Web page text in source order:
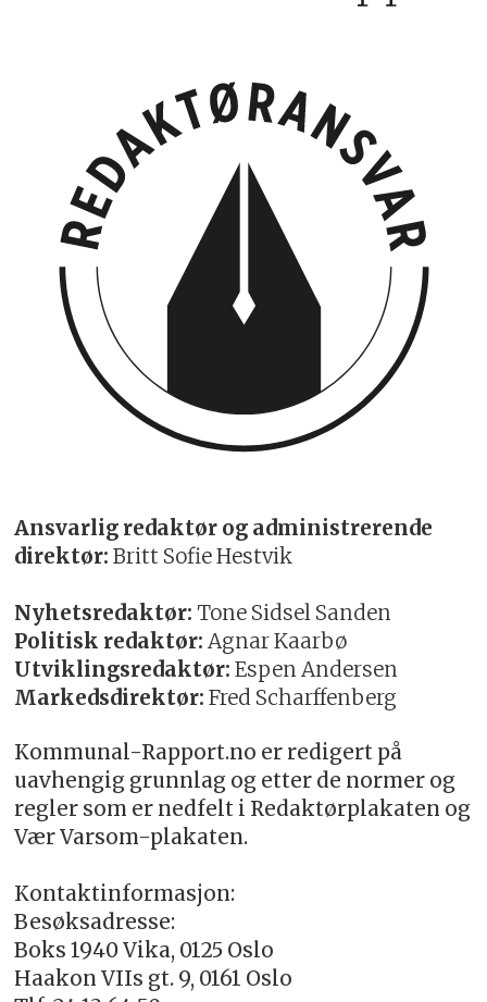
Ansvarlig redaktør og administrerende
direktør: Britt Sofie Hestvik
Nyhetsredaktør: Tone Sidsel Sanden
Politisk redaktør: Agnar Kaarbø
Utviklingsredaktør: Espen Andersen
Markedsdirektør: Fred Scharffenberg
Kommunal-Rapport.no er redigert på
uavhengig grunnlag og etter de normer og
regler som er nedfelt i Redaktørplakaten og
Vær Varsom-plakaten.
Kontaktinformasjon:
Besøksadresse:
Boks 1940 Vika, 0125 Oslo
Haakon VIIs gt. 9, 0161 Oslo